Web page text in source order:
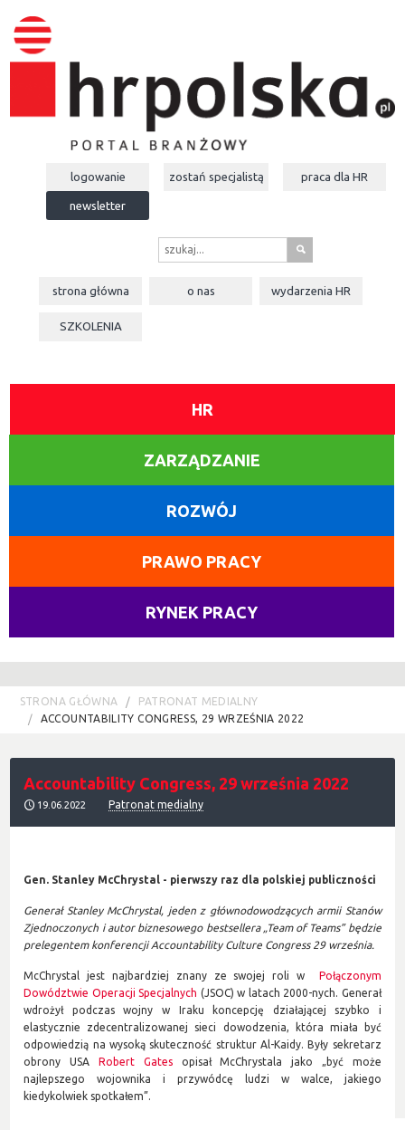
logowanie zostań specjalistą praca dla HR
newsletter
s
strona główna o nas wydarzeniaHR
SZKOLENIA
HR
ZARZĄDZANIE
ROZWÓJ
PRAWO PRACY
RYNEK PRACY
STRONA GŁÓWNA
PATRONAT MEDIALNY
ACCOUNTABILITY CONGRESS, 29 WRZEŚNIA 2022
Accountability Congress, 29 września 2022
19.06.2022 Patronat medialny
Gen. Stanley McChrystal - pierwszy raz dla polskiej publiczności
Generał Stanley McChrystal, jeden z głównodowodzących armii Stanów
Zjednoczonych i autor biznesowego bestsellera „Team of Teams” będzie
prelegentem konferencji Accountability Culture Congress 29 września.
McChrystal jest najbardziej znany ze swojej roli w Połączonym
Dowództwie Operacji Specjalnych (JSOC) w latach 2000-nych. Generał
wdrożył podczas wojny w Iraku koncepcję działającej szybko i
elastycznie zdecentralizowanej sieci dowodzenia, która miała być
odpowiedzią na wysoką skuteczność struktur Al-Kaidy. Były sekretarz
obrony USA Robert Gatesopisał McChrystala jako „być może
najlepszego wojownika i przywódcę ludzi w walce, jakiego
kiedykolwiek spotkałem”.